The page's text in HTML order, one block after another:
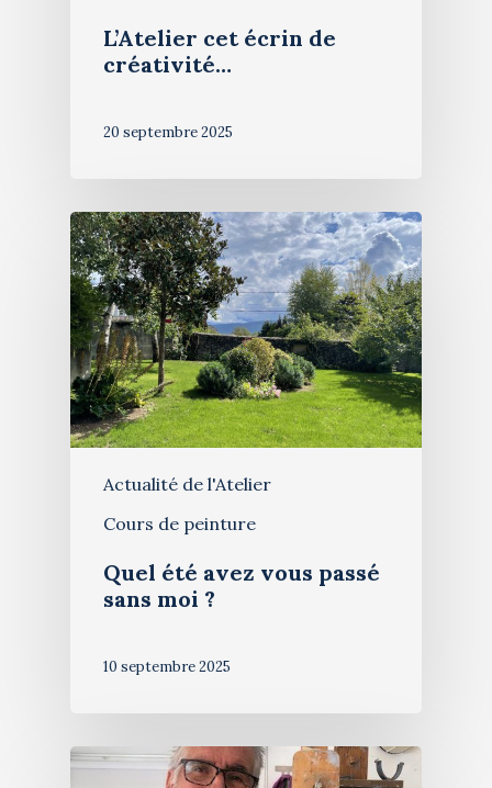
L’Atelier cet écrin de
créativité…
20 septembre 2025
Actualité de l'Atelier
Cours de peinture
Quel été avez vous passé
sans moi ?
10 septembre 2025
Restauration de
Blog